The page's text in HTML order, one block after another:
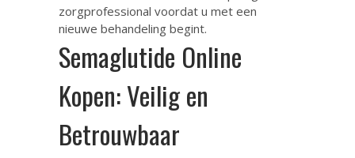
zorgprofessional voordat u met een
nieuwe behandeling begint.
Semaglutide Online
Kopen: Veilig en
Betrouwbaar